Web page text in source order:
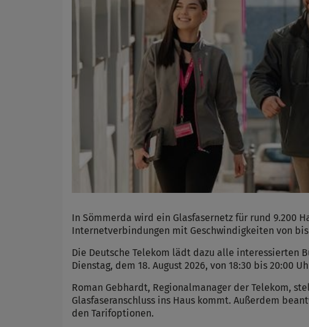
In Sömmerda wird ein Glasfasernetz für rund 9.200
Internetverbindungen mit Geschwindigkeiten von
Die Deutsche Telekom lädt dazu alle interessierten
Dienstag, dem 18. August 2026, von 18:30 bis 20:00
Roman Gebhardt, Regionalmanager der Telekom,
Glasfaseranschluss ins Haus kommt. Außerdem
den Tarifoptionen.